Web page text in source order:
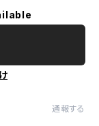
通報する